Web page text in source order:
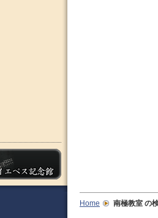
Home 南極教室 の